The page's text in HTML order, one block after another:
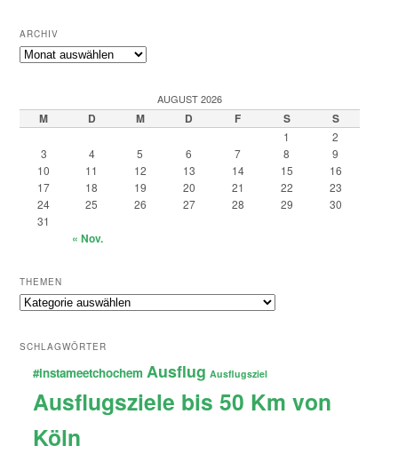
ARCHIV
Archiv
AUGUST 2026
M D M D F S S
1
2
3
4 5 6 7 8
9
10
11 12 13 14 15
16
17
18 19 20 21 22
23
24
25 26 27 28 29
30
31
« Nov.
THEMEN
Themen
SCHLAGWÖRTER
#instameetchochem Ausflug Ausflugsziel
Ausflugsziele bis 50 Km von
Köln